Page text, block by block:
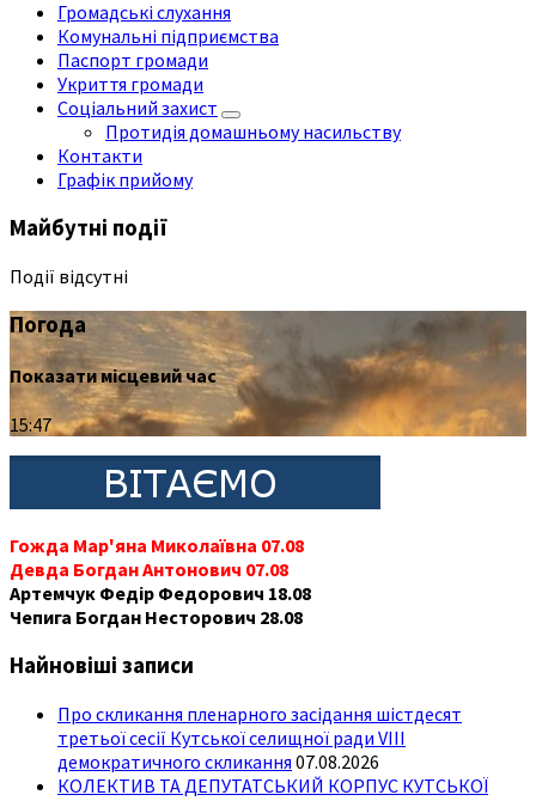
Громадські слухання
Комунальні підприємства
Паспорт громади
Укриття громади
Соціальний захист
Протидія домашньому насильству
Контакти
Графік прийому
Майбутні події
Події відсутні
Погода
Показати місцевий час
15:47
Гожда Мар'яна Миколаївна 07.08
Девда Богдан Антонович 07.08
Артемчук Федір Федорович 18.08
Чепига Богдан Несторович 28.08
Найновіші записи
Про скликання пленарного засідання шістдесят
третьої сесії Кутської селищної ради VIII
демократичного скликання 07.08.2026
КОЛЕКТИВ ТА ДЕПУТАТСЬКИЙ КОРПУС КУТСЬКОЇ